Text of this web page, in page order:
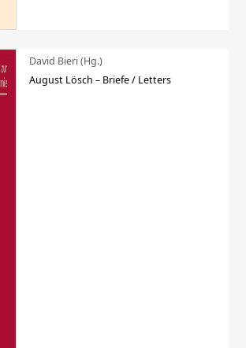
David Bieri (Hg.)
August Lösch – Briefe / Letters